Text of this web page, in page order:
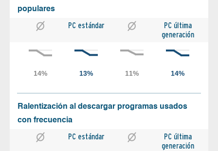
populares
PC estándar
PC última
generación
Ralentización al descargar programas usados
con frecuencia
PC estándar
PC última
generación